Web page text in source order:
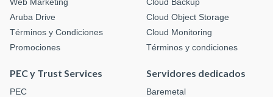
Aruba Drive
Términos y Condiciones
Promociones
Cloud Object Storage
Cloud Monitoring
Términos y condiciones
PEC y Trust Services
PEC
Servidores dedicados
Baremetal